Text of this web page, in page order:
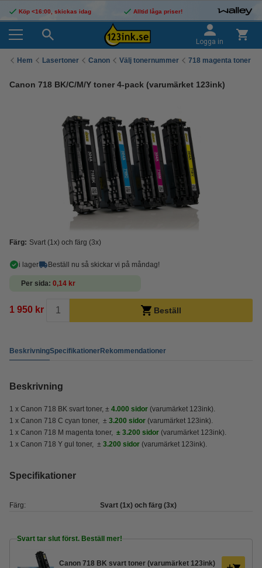
Köp <16:00, skickas idag Alltid låga priser!
Logga in
Hem Lasertoner Canon Välj tonernummer 718 magenta toner
Canon 718 BK/C/M/Y toner 4-pack (varumärket 123ink)
Färg: Svart (1x) och färg (3x)
i lager Beställ nu så skickar vi på måndag!
Per sida 0,14 kr
1 950 kr Beställ
BeskrivningSpecifikationerRekommendationer
Beskrivning
1 x Canon 718 BK svart toner, ± 4.000 sidor (varumärket 123ink).
1 x Canon 718 C cyan toner, ± 3.200 sidor (varumärket 123ink).
1 x Canon 718 M magenta toner, ± 3.200 sidor (varumärket 123ink).
1 x Canon 718 Y gul toner, ± 3.200 sidor (varumärket 123ink).
Specifikationer
Färg: Svart (1x) och färg (3x)
Svart tar slut först. Beställ mer!
Canon 718 BK svart toner (varumärket 123ink)